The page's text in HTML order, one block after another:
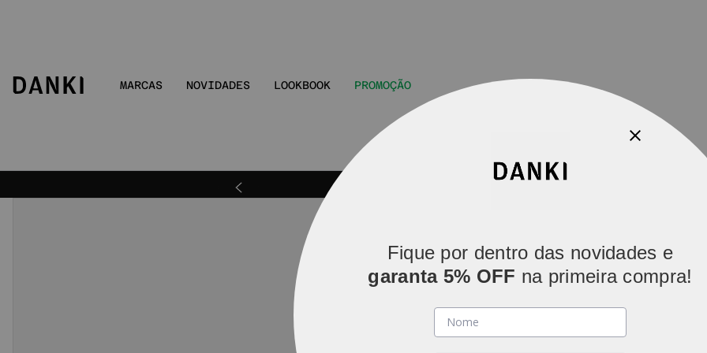
MARCAS NOVIDADES LOOKBOOK PROMOÇÃO
5x sem juros (parcelas acima de R$ 80).
Fique por dentro das novidades e
garanta 5% OFF na primeira compra!